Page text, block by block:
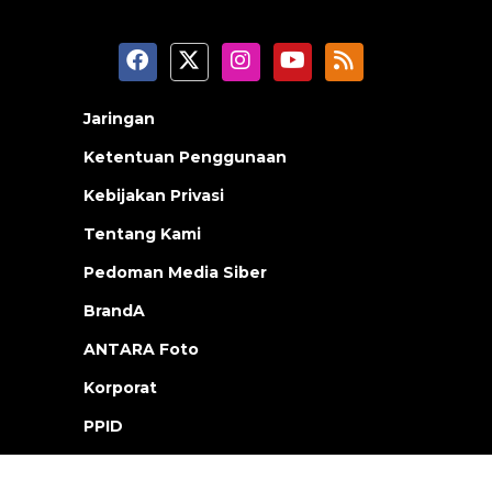
Jaringan
Ketentuan Penggunaan
Kebijakan Privasi
Tentang Kami
Pedoman Media Siber
BrandA
ANTARA Foto
Korporat
PPID